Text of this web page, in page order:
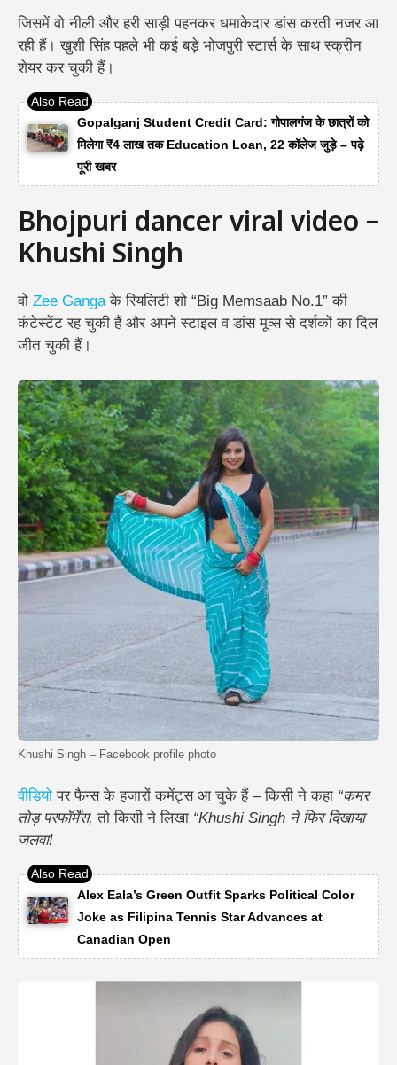
जिसमें वो नीली और हरी साड़ी पहनकर धमाकेदार डांस करती नजर आ
रही हैं। खुशी सिंह पहले भी कई बड़े भोजपुरी स्टार्स के साथ स्क्रीन
शेयर कर चुकी हैं।
Gopalganj Student Credit Card: गोपालगंज के छात्रों को
मिलेगा ₹4 लाख तक Education Loan, 22 कॉलेज जुड़े – पढ़े
पूरी खबर
Bhojpuri dancer viral video –
Khushi Singh
वो Zee Gangaके रियलिटी शो “Big Memsaab No.1” की
कंटेस्टेंट रह चुकी हैं और अपने स्टाइल व डांस मूव्स से दर्शकों का दिल
जीत चुकी हैं।
Khushi Singh – Facebook profile photo
वीडियो पर फैन्स के हजारों कमेंट्स आ चुके हैं – किसी ने कहा “कमर
तोड़ परफॉर्मेंस,तो किसी ने लिखा “Khushi Singh ने फिर दिखाया
जलवा!
Alex Eala’s Green Outfit Sparks Political Color
Joke as Filipina Tennis Star Advances at
Canadian Open